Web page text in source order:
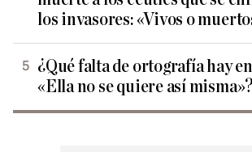
los invasores: «Vivos o
¿Qué falta de ortografía hay
«Ella no se quiere así misma»?